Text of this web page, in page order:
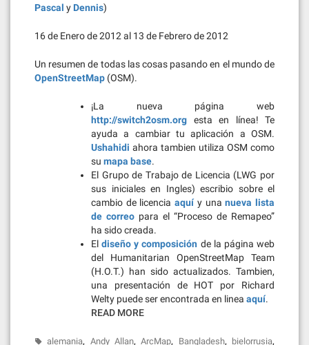
Pascal y Dennis)
16 de Enero de 2012 al 13 de Febrero de 2012
Un resumen de todas las cosas pasando en el mundo de
OpenStreetMap (OSM).
¡La nueva página web
http://switch2osm.org esta en línea! Te
ayuda a cambiar tu aplicación a OSM.
Ushahidi ahora tambien utiliza OSM como
su mapa base.
El Grupo de Trabajo de Licencia (LWG por
sus iniciales en Ingles) escribio sobre el
cambio de licenciaaquíy unanueva lista
de correo para el “Proceso de Remapeo”
ha sido creada.
Eldiseño y composición de la página web
del Humanitarian OpenStreetMap Team
(H.O.T.) han sido actualizados. Tambien,
una presentación de HOT por Richard
Welty puede ser encontrada en linea aquí.
READ MORE
alemania, Andy Allan,ArcMap, Bangladesh, bielorrusia,